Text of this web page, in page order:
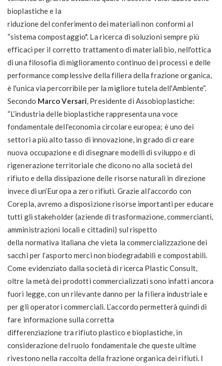
bioplastiche e la
riduzione del conferimento dei materiali non conformi al
“sistema compostaggio". La ricerca di soluzioni sempre più
efficaci per il corretto trattamento di materiali bio, nell'ottica
di una filosofia di miglioramento continuo dei processi e delle
performance complessive della filiera della frazione organica,
è l'unica via percorribile per la migliore tutela dell'Ambiente”.
Secondo Marco Versari, Presidente di Assobioplastiche:
“L’industria delle bioplastiche rappresenta una voce
fondamentale dell’economia circolare europea; è uno dei
settori a più alto tasso di innovazione, in grado di creare
nuova occupazione e di disegnare modelli di sviluppo e di
rigenerazione territoriale che dicono no alla società del
rifiuto e della dissipazione delle risorse naturali in direzione
invece di un’Europa a zero rifiuti. Grazie all’accordo con
Corepla, avremo a disposizione risorse importanti per educare
tutti gli stakeholder (aziende di trasformazione, commercianti,
amministrazioni locali e cittadini) sul rispetto
della normativa italiana che vieta la commercializzazione dei
sacchi per l’asporto merci non biodegradabili e compostabili.
Come evidenziato dalla società di ricerca Plastic Consult,
oltre la metà dei prodotti commercializzati sono infatti ancora
fuori legge, con un rilevante danno per la filiera industriale e
per gli operatori commerciali. L’accordo permetterà quindi di
fare informazione sulla corretta
differenziazione tra rifiuto plastico e bioplastiche, in
considerazione del ruolo fondamentale che queste ultime
rivestono nella raccolta della frazione organica dei rifiuti. I